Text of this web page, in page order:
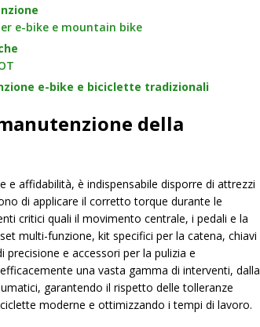
e-bike e mountain bike
e-bike e biciclette tradizionali
della
e affidabilità, è indispensabile disporre di attrezzi
di applicare il corretto torque durante le
critici quali il movimento centrale, i pedali e la
multi-funzione, kit specifici per la catena, chiavi
precisione e accessori per la pulizia e
una vasta gamma di interventi, dalla
garantendo il rispetto delle tolleranze
moderne e ottimizzando i tempi di lavoro.